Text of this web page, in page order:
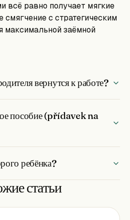
всё равно получает мягкие
смягчение с стратегическим
максимальной заёмной
вернутся к работе?
пособие (přídavek na
ребёнка?
статьи